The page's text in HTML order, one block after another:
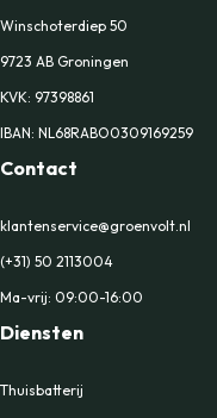
Winschoterdiep 50
9723 AB Groningen
KVK: 97398861
IBAN: NL68RABO0309169259
Contact
klantenservice@groenvolt.nl
(+31) 50 2113004
Ma-vrij: 09:00-16:00
Diensten
Thuisbatterij